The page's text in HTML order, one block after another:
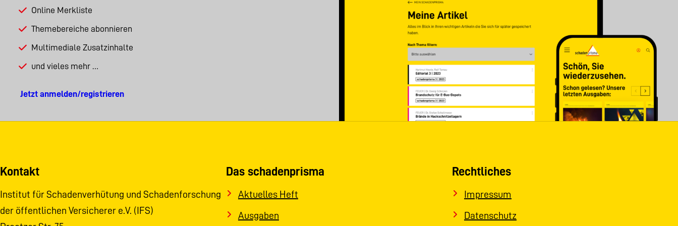
Online Merkliste
Themebereiche abonnieren
Multimediale Zusatzinhalte
und vieles mehr …
Jetzt anmelden/registrieren
Kontakt
Institut für Schadenverhütung und Schadenforschung
der öffentlichen Versicherer e.V. (IFS)
Das schadenprisma
Aktuelles Heft
Ausgaben
Rechtliches
Impressum
Datenschutz